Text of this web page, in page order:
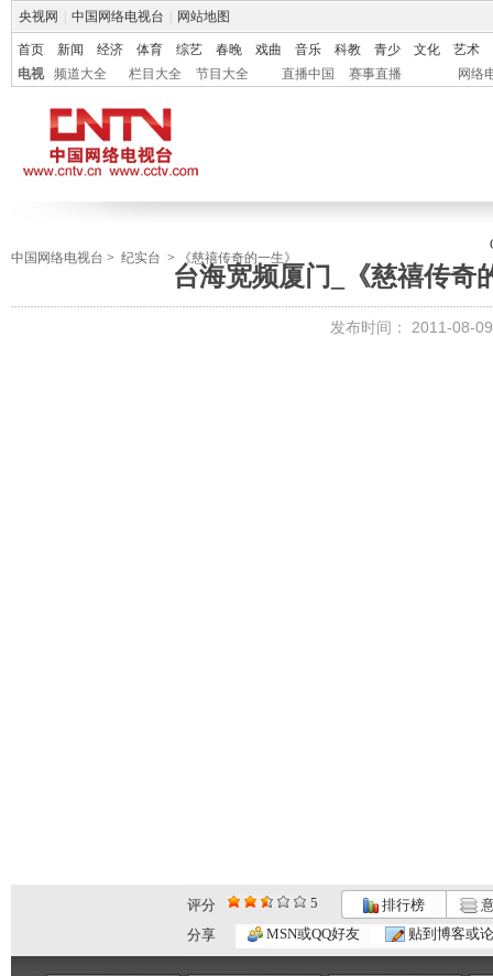
央视网 中国网络电视台 网站地图
首页 新闻 经济 体育 综艺 春晚 戏曲 音乐 科教 青少 文化
艺术
电视
频道大全 栏目大全 节目大全 直播中国 赛事直播 网络
中国网络电视台 > 纪实台 > 《慈禧传奇的一生》
台海宽频厦门_《慈禧传奇
发布时间： 2011-08-
评分 5 排行榜
分享
MSN或QQ好友 贴到博客或